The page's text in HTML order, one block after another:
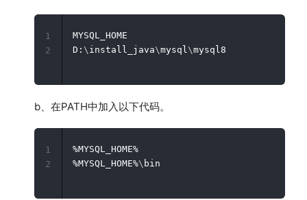
MYSQL_HOME
D: \ install_java\mysql\
1
2
b、在PATH中加入以下代码。
%MYSQL_HOME%
%MYSQL_HOME%\
1
2